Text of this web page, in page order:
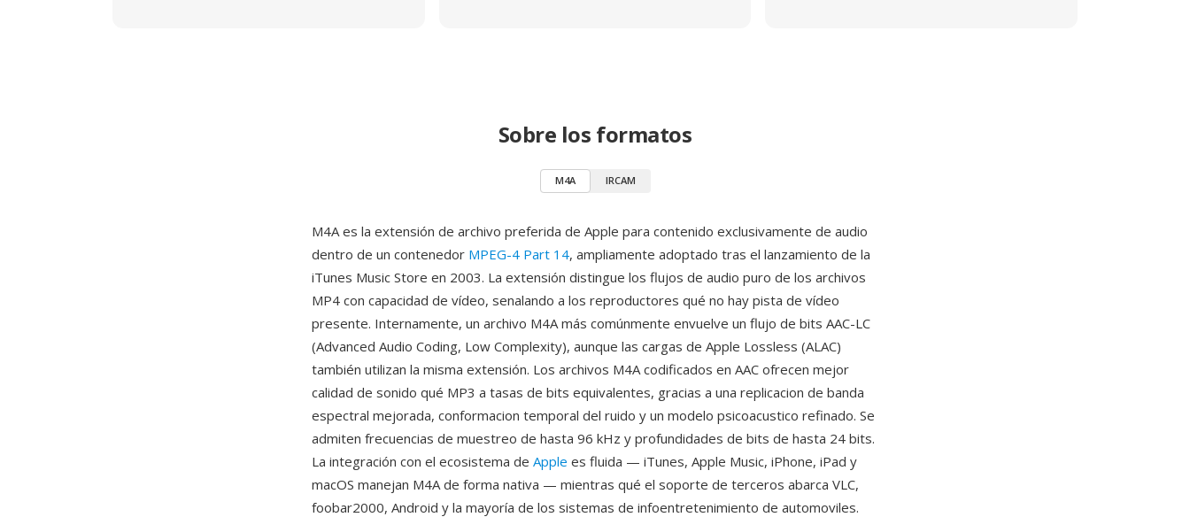
Sobre los formatos
M4A IRCAM
M4A es la extensión de archivo preferida de Apple para contenido exclusivamente de audio
dentro de un contenedor MPEG-4 Part 14, ampliamente adoptado tras el lanzamiento de la
iTunes Music Store en 2003. La extensión distingue los flujos de audio puro de los archivos
MP4 con capacidad de vídeo, senalando a los reproductores qué no hay pista de vídeo
presente. Internamente, un archivo M4A más comúnmente envuelve un flujo de bits AAC-LC
(Advanced Audio Coding, Low Complexity), aunque las cargas de Apple Lossless (ALAC)
también utilizan la misma extensión. Los archivos M4A codificados en AAC ofrecen mejor
calidad de sonido qué MP3 a tasas de bits equivalentes, gracias a una replicacion de banda
espectral mejorada, conformacion temporal del ruido y un modelo psicoacustico refinado. Se
admiten frecuencias de muestreo de hasta 96 kHz y profundidades de bits de hasta 24 bits.
La integración con el ecosistema de Apple es fluida — iTunes, Apple Music, iPhone, iPad y
macOS manejan M4A de forma nativa — mientras qué el soporte de terceros abarca VLC,
foobar2000, Android y la mayoría de los sistemas de infoentretenimiento de automoviles.